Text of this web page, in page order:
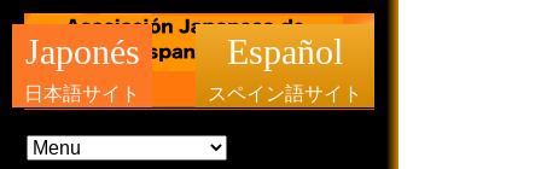
Japonés
日本語サイト
Español
スペイン語サイト